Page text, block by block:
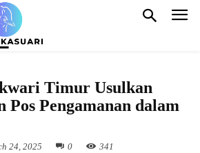
Timur Usulkan
Pos Pengamanan dalam
24, 2025 0 341